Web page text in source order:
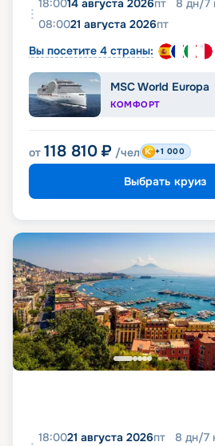
18:0014 августа 2026пт 8 дн/7
08:0021 августа 2026пт
Вы посетите 4 страны:
MSC World Europa
КОМФОРТ
от 118 810 ₽ /чел +1 000
Выбрать круиз
18:0021 августа 2026пт 8 дн/7